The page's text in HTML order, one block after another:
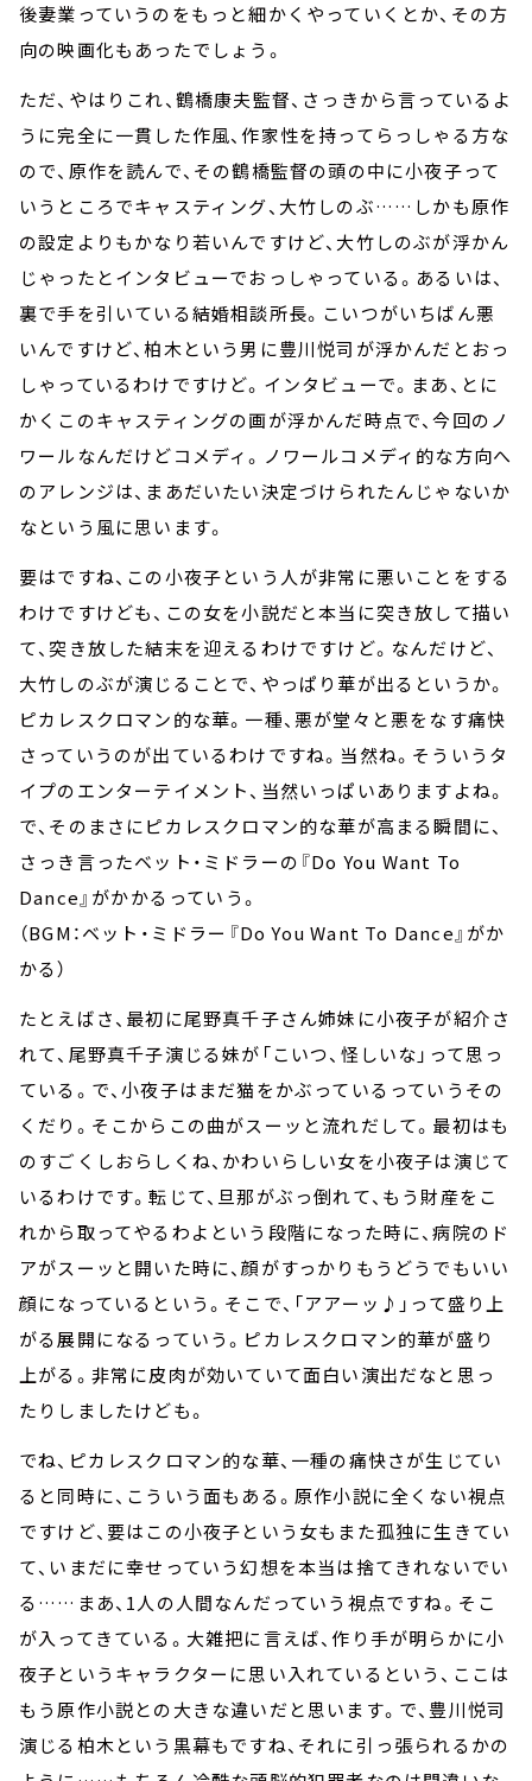
後妻業っていうのをもっと細かくやっていくとか、その方
向の映画化もあったでしょう。
ただ、やはりこれ、鶴橋康夫監督、さっきから言っているよ
うに完全に一貫した作風、作家性を持ってらっしゃる方な
ので、原作を読んで、その鶴橋監督の頭の中に小夜子って
いうところでキャスティング、大竹しのぶ……しかも原作
の設定よりもかなり若いんですけど、大竹しのぶが浮かん
じゃったとインタビューでおっしゃっている。あるいは、
裏で手を引いている結婚相談所長。こいつがいちばん悪
いんですけど、柏木という男に豊川悦司が浮かんだとおっ
しゃっているわけですけど。インタビューで。まあ、とに
かくこのキャスティングの画が浮かんだ時点で、今回のノ
ワールなんだけどコメディ。ノワールコメディ的な方向へ
のアレンジは、まあだいたい決定づけられたんじゃないか
なという風に思います。
要はですね、この小夜子という人が非常に悪いことをする
わけですけども、この女を小説だと本当に突き放して描い
て、突き放した結末を迎えるわけですけど。なんだけど、
大竹しのぶが演じることで、やっぱり華が出るというか。
ピカレスクロマン的な華。一種、悪が堂々と悪をなす痛快
さっていうのが出ているわけですね。当然ね。そういうタ
イプのエンターテイメント、当然いっぱいありますよね。
で、そのまさにピカレスクロマン的な華が高まる瞬間に、
さっき言ったベット・ミドラーの『Do You Want To
Dance』がかかるっていう。
（BGM：ベット・ミドラー『Do You Want To Dance』がか
かる）
たとえばさ、最初に尾野真千子さん姉妹に小夜子が紹介さ
れて、尾野真千子演じる妹が「こいつ、怪しいな」って思っ
ている。で、小夜子はまだ猫をかぶっているっていうその
くだり。そこからこの曲がスーッと流れだして。最初はも
のすごくしおらしくね、かわいらしい女を小夜子は演じて
いるわけです。転じて、旦那がぶっ倒れて、もう財産をこ
れから取ってやるわよという段階になった時に、病院のド
アがスーッと開いた時に、顔がすっかりもうどうでもいい
顔になっているという。そこで、「アアーッ♪」って盛り上
がる展開になるっていう。ピカレスクロマン的華が盛り
上がる。非常に皮肉が効いていて面白い演出だなと思っ
たりしましたけども。
でね、ピカレスクロマン的な華、一種の痛快さが生じてい
ると同時に、こういう面もある。原作小説に全くない視点
ですけど、要はこの小夜子という女もまた孤独に生きてい
て、いまだに幸せっていう幻想を本当は捨てきれないでい
る……まあ、1人の人間なんだっていう視点ですね。そこ
が入ってきている。大雑把に言えば、作り手が明らかに小
夜子というキャラクターに思い入れているという、ここは
もう原作小説との大きな違いだと思います。で、豊川悦司
演じる柏木という黒幕もですね、それに引っ張られるかの